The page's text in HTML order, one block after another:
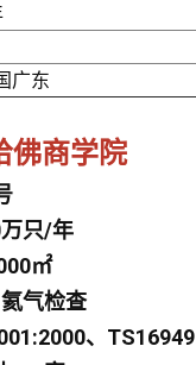
广东
佛商学院
只/年
㎡
气检查
、TS16949